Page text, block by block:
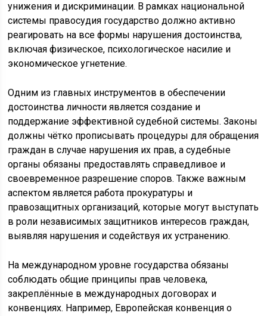
унижения и дискриминации. В рамках национальной
системы правосудия государство должно активно
реагировать на все формы нарушения достоинства,
включая физическое, психологическое насилие и
экономическое угнетение.
Одним из главных инструментов в обеспечении
достоинства личности является создание и
поддержание эффективной судебной системы. Законы
должны чётко прописывать процедуры для обращения
граждан в случае нарушения их прав, а судебные
органы обязаны предоставлять справедливое и
своевременное разрешение споров. Также важным
аспектом является работа прокуратуры и
правозащитных организаций, которые могут выступать
в роли независимых защитников интересов граждан,
выявляя нарушения и содействуя их устранению.
На международном уровне государства обязаны
соблюдать общие принципы прав человека,
закреплённые в международных договорах и
конвенциях. Например, Европейская конвенция о